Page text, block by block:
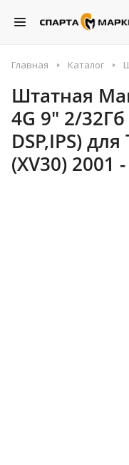
Главная Каталог
Штатная
4G 9" 2/
DSP,IPS)
(XV30) 2001